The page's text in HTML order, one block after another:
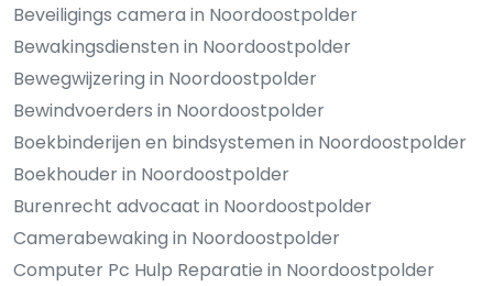
Beveiligings camera in Noordoostpolder
Bewakingsdiensten in Noordoostpolder
Bewegwijzering in Noordoostpolder
Bewindvoerders in Noordoostpolder
Boekbinderijen en bindsystemen in Noordoostpolder
Boekhouder in Noordoostpolder
Burenrecht advocaat in Noordoostpolder
Camerabewaking in Noordoostpolder
Computer Pc Hulp Reparatie in Noordoostpolder